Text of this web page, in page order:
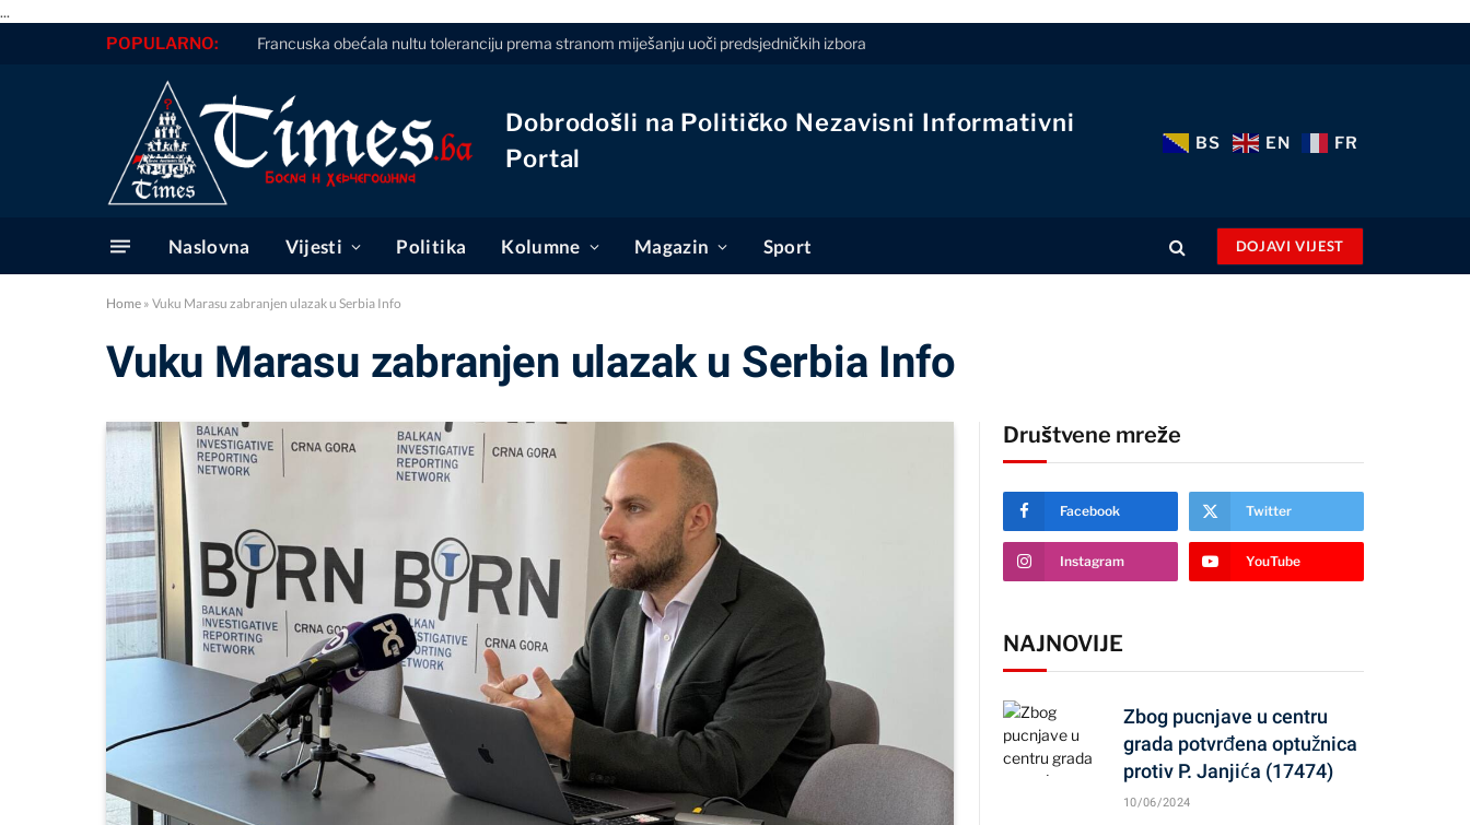
...
POPULARNO: Francuska obećala nultu toleranciju prema stranom miješanju uoči predsjedničkih izbora
Dobrodošli na Političko Nezavisni Informativni
Portal
BS EN FR
Naslovna Vijesti Politika Kolumne Magazin Sport DOJAVI VIJEST
Home » Vuku Marasu zabranjen ulazak u Serbia Info
Vuku Marasu zabranjen ulazak u Serbia Info
Društvene mreže
Facebook Twitter
Instagram YouTube
NAJNOVIJE
Zbog pucnjave u centru
grada potvrđena optužnica
protiv P. Janjića (17474)
10/06/2024